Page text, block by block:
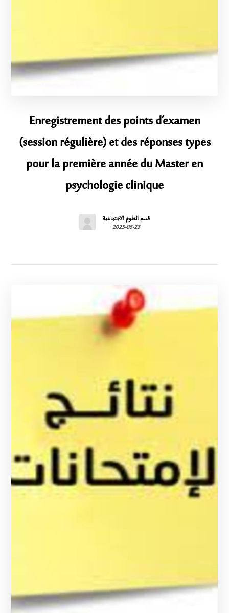
Enregistrement des points d’examen
(session régulière) et des réponses types
pour la première année du Master en
psychologie clinique
قسم العلوم الاجتماعية
2025-05-23